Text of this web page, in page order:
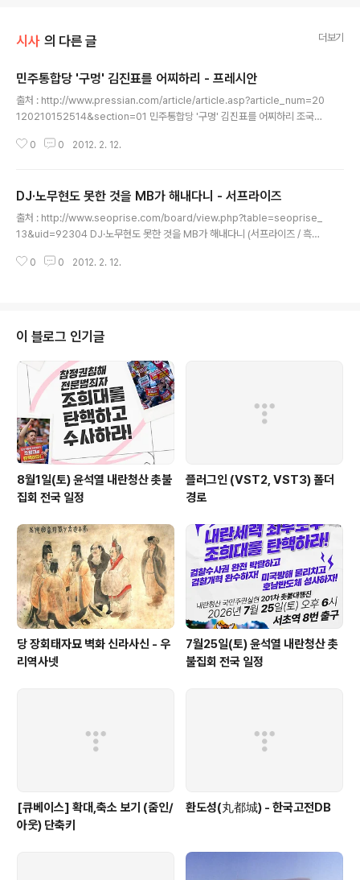
시사 의 다른 글 더보기
민주통합당 '구멍' 김진표를 어찌하리 - 프레시안
출처 : http://www.pressian.com/article/article.asp?article_num=20
120210152514&section=01 민주통합당 '구멍' 김진표를 어찌하리 조국
2-10 오후 4:21:58 조용환 헌법재판관 후보자에 대한 임명동의안이 9일 국회
뿐, 한미 자유무역협정(FTA) 비준동의안 통과 당시 손도 써보지 못하고 기습적
으로 당했던 일이나 이후 아무 것도 얻지 못하고 다시 등원 결정을 했던 일 등이
모두 김진표 원내대표 휘하에서 벌어진 것이..
0 0 2012. 2. 12.
DJ·노무현도 못한 것을 MB가 해내다니 - 서프라이즈
출처 : http://www.seoprise.com/board/view.php?table=seoprise_
13&uid=92304 DJ·노무현도 못한 것을 MB가 해내다니 (서프라이즈 / 흑수
대 최고의 방송작가 김수현(조선TV ‘아버지가 미안하다’)과 노희경(jTBC ‘빠
램이고 나머지 프로그램은 모조리 0.5%에도 못 미치는 상황이다. 야심 차게 기
획한 아침드라마와 프라임타임 드라마는 총회차의 ..
0 0 2012. 2. 12.
이 블로그 인기글
8월1일(토) 윤석열 내란청산 촛불
집회 전국 일정
플러그인 (VST2, VST3) 폴더
경로
당 장회태자묘 벽화 신라사신 - 우
리역사넷
7월25일(토) 윤석열 내란청산 촛
불집회 전국 일정
[큐베이스] 확대,축소 보기 (줌인/
아웃) 단축키
환도성(丸都城) - 한국고전DB